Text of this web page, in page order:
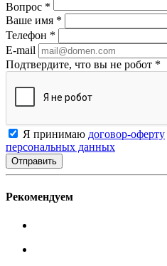
Вопрос *
Ваше имя *
Телефон *
E-mail
Подтвердите, что вы не робот *
Я принимаю договор-оферту
персональных данных
Рекомендуем